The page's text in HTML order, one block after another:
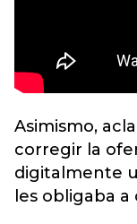
Asimismo,
corregir la
digitalmente
les obligaba